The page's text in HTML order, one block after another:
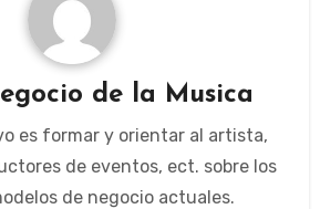
de la Musica
es formar y orientar al artista,
de eventos, ect. sobre los
de negocio actuales.